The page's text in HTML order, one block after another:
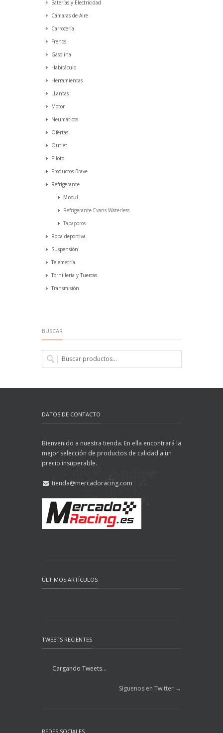
Baterías y Electricidad
Cámaras de Aire
Carrocería
Frenos
Gasolina
Habitáculo
Herramientas
LLantas
Motor
Neumáticos
Ofertas
Outlet
Piloto
Productos Brave
Refrigerante
Motul
Refrigerante Evans Waterless
Tapaporos
Ropa deportiva
Suspensión
Telemetría
Tornillería y Tuercas
Transmisión
BUSCAR
DATOS DE CONTACTO
Bienvenido a nuestra tienda. En ella encontrará la
mejor selección de productos de calidad a un
precio insuperable.
tienda@mercadoracing.com
ÚLTIMOS ARTÍCULOS
TWEETS RECIENTES
Cargando Tweets...
Síguenos en Twitter →
REDES SOCIALES